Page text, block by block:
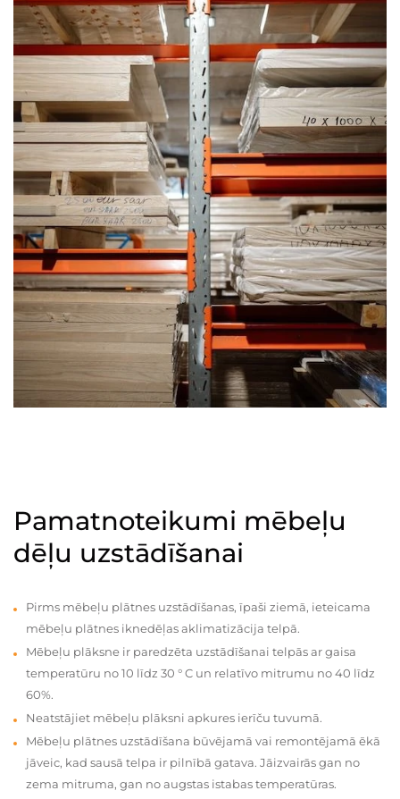
Pamatnoteikumi mēbeļu
dēļu uzstādīšanai
Pirms mēbeļu plātnes uzstādīšanas, īpaši ziemā, ieteicama
mēbeļu plātnes iknedēļas aklimatizācija telpā.
Mēbeļu plāksne ir paredzēta uzstādīšanai telpās ar gaisa
temperatūru no 10 līdz 30 ° C un relatīvo mitrumu no 40 līdz
60%.
Neatstājiet mēbeļu plāksni apkures ierīču tuvumā.
Mēbeļu plātnes uzstādīšana būvējamā vai remontējamā ēkā
jāveic, kad sausā telpa ir pilnībā gatava. Jāizvairās gan no
zema mitruma, gan no augstas istabas temperatūras.